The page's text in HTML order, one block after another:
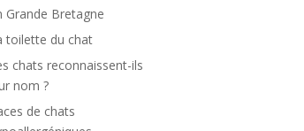
Grande Bretagne
toilette du chat
chats reconnaissent-ils
nom ?
de chats